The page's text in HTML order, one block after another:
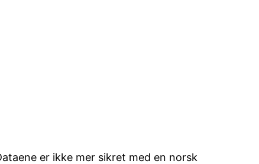
er ikke mer sikret med en norsk